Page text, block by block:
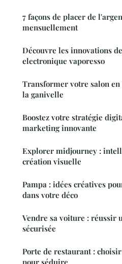
7 façons de placer de
mensuellement
Découvre les innovations
electronique vaporesso
Transformer votre salon
la ganivelle
Boostez votre stratégie
marketing innovante
Explorer midjourney :
création visuelle
Pampa : idées créatives
dans votre déco
Vendre sa voiture : réussir
sécurisée
Porte de restaurant :